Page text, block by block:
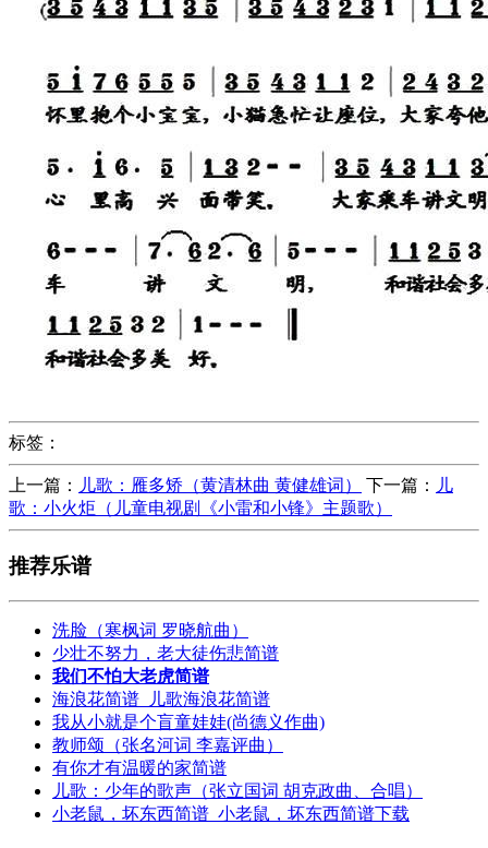
标签：
上一篇： 儿歌：雁多矫（黄清林曲 黄健雄词） 下一篇：
儿
歌：小火炬（儿童电视剧《小雷和小锋》主题歌）
推荐乐谱
洗脸（寒枫词 罗晓航曲）
少壮不努力，老大徒伤悲简谱
我们不怕大老虎简谱
海浪花简谱_儿歌海浪花简谱
我从小就是个盲童娃娃(尚德义作曲)
教师颂（张名河词 李嘉评曲）
有你才有温暖的家简谱
儿歌：少年的歌声（张立国词 胡克政曲、合唱）
小老鼠，坏东西简谱_小老鼠，坏东西简谱下载